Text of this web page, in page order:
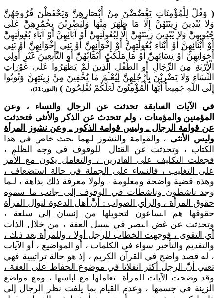
( وَقُلْ لِلْمُؤْمِنَاتِ يَغْضُضْنَ مِنْ أَبْصَارِهِنَّ وَيَحْفَظْنَ فُرُوجَهُنَّ
وَلا يُبْدِينَ زِينَتَهُنَّ إِلَّا مَا ظَهَرَ مِنْهَا وَلْيَضْرِبْنَ بِخُمُرِهِنَّ عَلَى
جُيُوبِهِنَّ وَلا يُبْدِينَ زِينَتَهُنَّ إِلَّا لِبُعُولَتِهِنَّ أَوْ آبَائِهِنَّ أَوْ آبَاءِ بُعُولَتِهِنَّ
أَوْ أَبْنَائِهِنَّ أَوْ أَبْنَاءِ بُعُولَتِهِنَّ أَوْ إِخْوَانِهِنَّ أَوْ بَنِي إِخْوَانِهِنَّ أَوْ بَنِي
أَخَوَاتِهِنَّ أَوْ نِسَائِهِنَّ أَوْ مَا مَلَكَتْ أَيْمَانُهُنَّ أَوِ التَّابِعِينَ غَيْرِ أُولِي
الْأِرْبَةِ مِنَ الرِّجَالِ أَوِ الطِّفْلِ الَّذِينَ لَمْ يَظْهَرُوا عَلَى عَوْرَاتِ
النِّسَاءِ وَلا يَضْرِبْنَ بِأَرْجُلِهِنَّ لِيُعْلَمَ مَا يُخْفِينَ مِنْ زِينَتِهِنَّ وَتُوبُوا
إِلَى اللَّهِ جَمِيعاً أَيُّهَا الْمُؤْمِنُونَ لَعَلَّكُمْ تُفْلِحُونَ ) (النور:31)
.
في الآيات السابقة تحدثت عن الرجال والنساء ، وعن
المؤمنين والمؤمنات ، ولم تتحدث عن الذكر والأنثى فتحدثت
عن قوامة الرجال ـ وليس قوامة الذكور ـ وعن نشوز المرأة
وليس الأنثى ، والقوامة والنشوز لـهما بحث خاص في هذا
الكتاب ، وتحدثت عن القتال للوقوف في وجه الظلم ،
فجعلت التكليف على القادرين ، والتعامل يكون مع الأمر
على التغليب ، فالنساء على الجملة في حالة استضعاف ،
وهذه قضية واضحة ومعلومة ، ولولا معرفة ذلك بداهة ، لـما
وجد ناشطون وناشطات في الوقوف إلى جانب ما سموه
حقوق المرأة ، والرأي الصواب : أنَّ أهل الدعوة لنوال المرأة
حقوقها هم الساعون لتحويلها من إنسان إلى سلعة ،
وتحدثت عن غض البصر في سبيل العفة ، من خلال الذات
أي التقوى ، فوجهت الخطاب للرجل أولا ، وللمرأة بعد ذلك ،
والتقديم والتأخير سواء في الكلمات ، أو المواضيع ، أو الآيات
، له قصد واضح في القرآن الكريم ، إذ هو حالة تراتيبية فهي
تعني أنَّ الرجل أكثر انفلاتا في موضوع الحفاظ على العفة ،
وقد وضحت الآيات للمرأة تعاملها مع لباسها ، ومع مواضع
الزينة في جسمها ، وعدم القيام بما يلفت نظر الرجال إلى